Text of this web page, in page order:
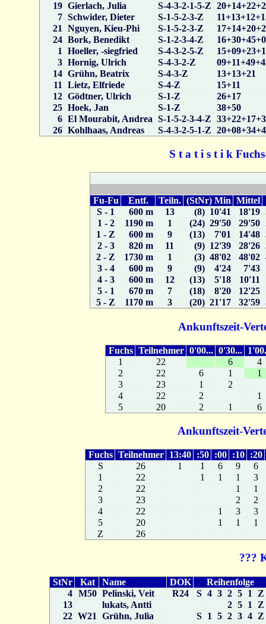
19 Gierlach, Julia S-4-3-2-1-5-Z
7 Schwider, Dieter S-1-5-2-3-Z
21
Nguyen, Kieu-Phi S-1-5-2-3-Z
24 Bork, Benedikt S-1-2-3-4-Z
1
Hoeller, -siegfried S-4-3-2-5-Z
3 Hornig, Ulrich S-4-3-2-Z
14 Grühn, Beatrix S-4-3-Z
13+13+21
11
Lietz, Elfriede S-4-Z
15+11
12 Gödtner, Ulrich S-1-Z
26+17
25 Hoek, Jan S-1-Z
38+50
6 El Mourabit, Andrea S-1-5-2-3-4-Z
26 Kohlhaas, Andreas S-4-3-2-5-1-Z
S t a t i s t i k
Fu-Fu Entf. Teiln. (StNr) Min Mittel
S - 1
600 m 13 (8) 10'41 18'19
1 - 2
1190 m 1 (24) 29'50 29'50
1 - Z
600 m 9 (13) 7'01 14'48
2 - 3
820 m 11 (9) 12'39 28'26
2 - Z
1730 m 1 (3) 48'02 48'02
3 - 4
600 m 9 (9) 4'24 7'43
4 - 3
600 m 12 (13) 5'18 10'11
5 - 1
670 m 7 (18) 8'20 12'25
5 - Z
1170 m 3 (20) 21'17 32'59
Ankunftszeit-
Fuchs Teilnehmer 0'00... 0'30...
1
22 6
4
2
22 6 1
1
3
23 1
2
4
22 2
1
5
20 2 1 6
Ankunftszeit-
Fuchs Teilnehmer 13:40 :50 :00 :10 :20
S
26 1 1 6 9
6
1
22 1 1 1
3
2
22 1
1
3
23 2
2
4
22 1 3
3
5
20 1 1
1
Z
26
???
StNr Kat Name DOK
Reihenfolge
4 M50 Pelinski, Veit R24 S 4 3 2 5 1
Z
13
lukats, Antti 2 5 1
Z
22 W21 Grühn, Julia S 1 5 2 3 4 Z